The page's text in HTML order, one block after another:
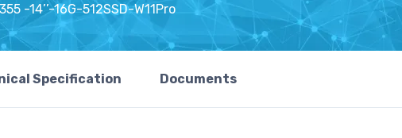
-14’’-16G-512SSD-W11Pro
Specification Documents